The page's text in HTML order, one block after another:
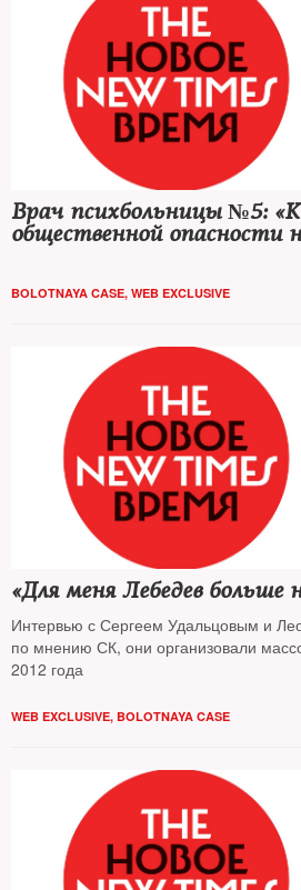
Врач психбольницы №5:
общественной опасности
BOLOTNAYA CASE, WEB EXCLUSIVE
«Для меня Лебедев больше
Интервью с Сергеем Удальцовым и
по мнению СК, они организовали
2012 года
WEB EXCLUSIVE, BOLOTNAYA CASE